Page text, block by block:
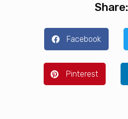
Share:
Facebook
Pinterest